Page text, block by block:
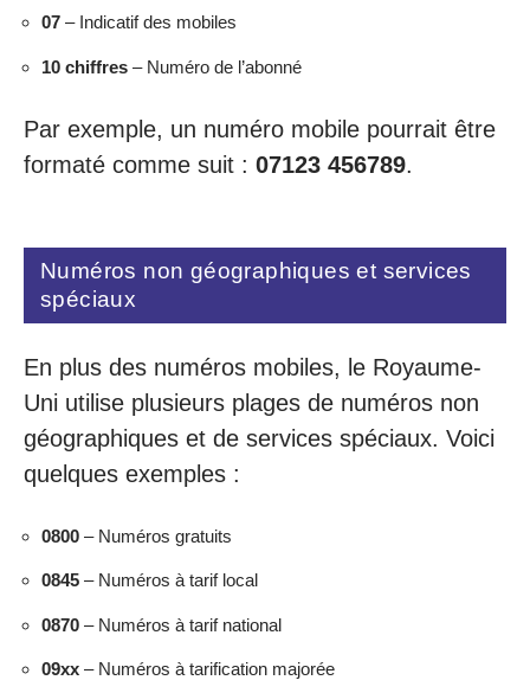
07 – Indicatif des mobiles
10 chiffres – Numéro de l’abonné
Par exemple, un numéro mobile pourrait être
formaté comme suit : 07123 456789.
Numéros non géographiques et services
spéciaux
En plus des numéros mobiles, le Royaume-
Uni utilise plusieurs plages de numéros non
géographiques et de services spéciaux. Voici
quelques exemples :
0800 – Numéros gratuits
0845 – Numéros à tarif local
0870 – Numéros à tarif national
09xx – Numéros à tarification majorée